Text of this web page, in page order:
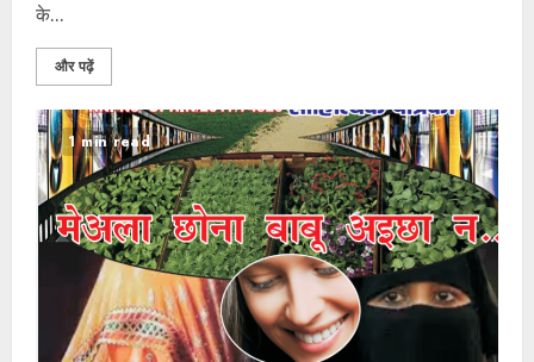
के...
और पढ़ें
1 min read